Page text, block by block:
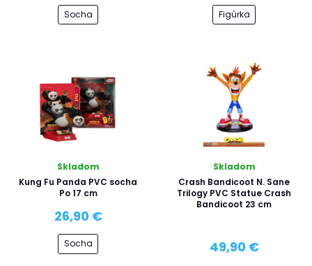
Socha Figúrka
Skladom
Kung Fu Panda PVC socha
Po 17 cm
26,90 €
Socha
Skladom
Crash Bandicoot N. Sane
Trilogy PVC Statue Crash
Bandicoot 23 cm
49,90 €